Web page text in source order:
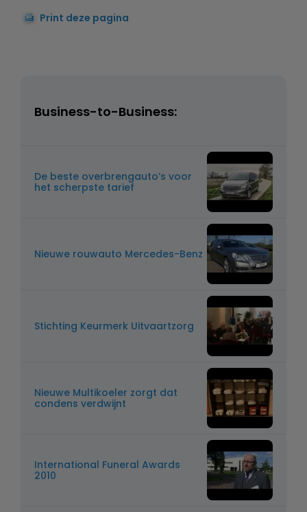
Print deze pagina
Business-to-Business:
De beste overbrengauto’s voor
het scherpste tarief
Nieuwe rouwauto Mercedes-Benz
Stichting Keurmerk Uitvaartzorg
Nieuwe Multikoeler zorgt dat
condens verdwijnt
International Funeral Awards
2010